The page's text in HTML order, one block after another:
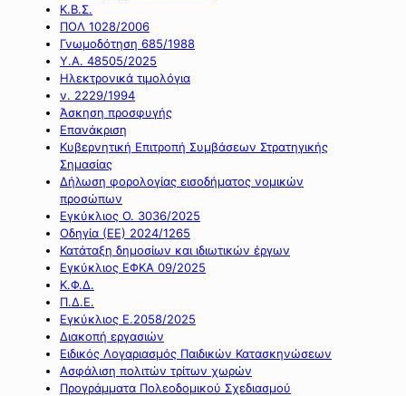
Κ.Β.Σ.
ΠΟΛ 1028/2006
Γνωμοδότηση 685/1988
Υ.Α. 48505/2025
Ηλεκτρονικά τιμολόγια
ν. 2229/1994
Άσκηση προσφυγής
Επανάκριση
Κυβερνητική Επιτροπή Συμβάσεων Στρατηγικής
Σημασίας
Δήλωση φορολογίας εισοδήματος νομικών
προσώπων
Εγκύκλιος Ο. 3036/2025
Οδηγία (ΕΕ) 2024/1265
Κατάταξη δημοσίων και ιδιωτικών έργων
Εγκύκλιος ΕΦΚΑ 09/2025
Κ.Φ.Δ.
Π.Δ.Ε.
Εγκύκλιος Ε.2058/2025
Διακοπή εργασιών
Ειδικός Λογαριασμός Παιδικών Κατασκηνώσεων
Ασφάλιση πολιτών τρίτων χωρών
Προγράμματα Πολεοδομικού Σχεδιασμού